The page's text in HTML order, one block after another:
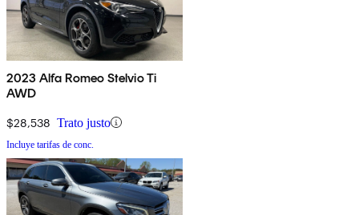
2023 Alfa Romeo Stelvio Ti
AWD
$28,538 Trato justo
Incluye tarifas de conc.